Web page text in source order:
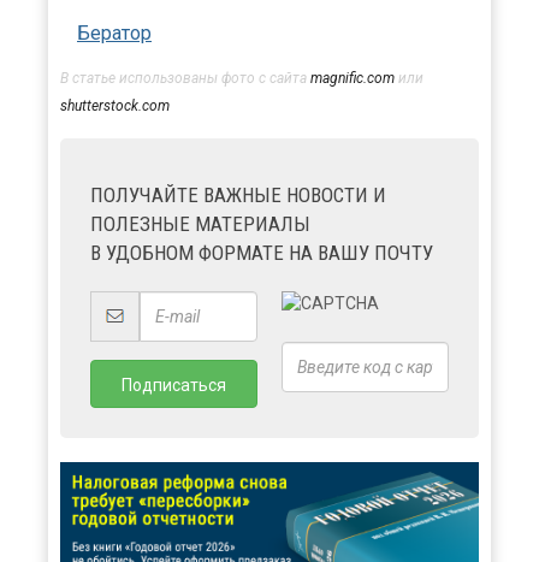
Бератор
В статье использованы фото с сайта magnific.com или
shutterstock.com
ПОЛУЧАЙТЕ ВАЖНЫЕ НОВОСТИ И
ПОЛЕЗНЫЕ МАТЕРИАЛЫ
В УДОБНОМ ФОРМАТЕ НА ВАШУ ПОЧТУ